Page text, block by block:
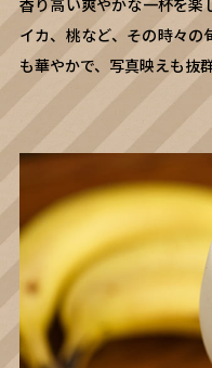
香り高い爽やかな一杯を楽
イカ、桃など、その時々の
も華やかで、写真映えも抜